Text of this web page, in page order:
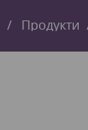
Продукти